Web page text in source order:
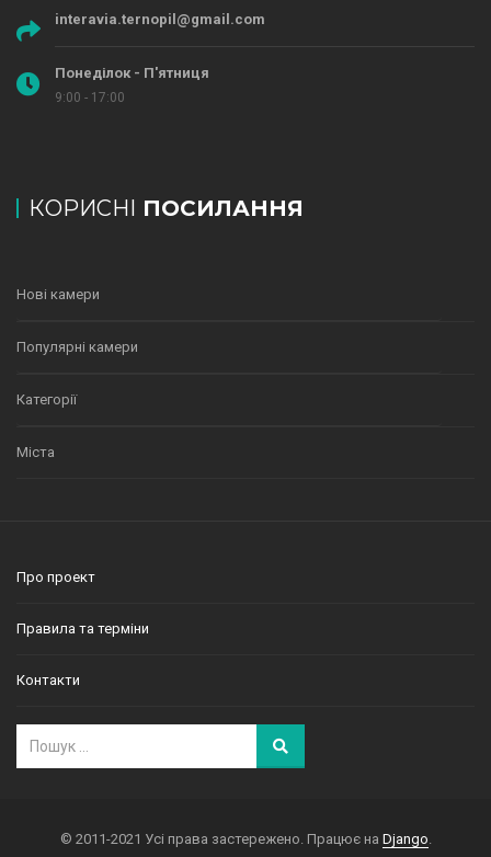
interavia.ternopil@gmail.com
Понеділок - П'ятниця
9:00 - 17:00
КОРИСНІ ПОСИЛАННЯ
Нові камери
Популярні камери
Категорії
Міста
Про проект
Правила та терміни
Контакти
© 2011-2021 Усі права застережено. Працює на Django.